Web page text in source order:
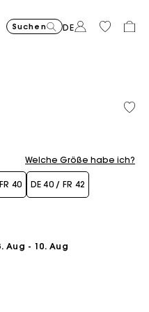
Suchen DE
Welche Größe habe ich?
40 DE 40 / FR 42
Aug - 10. Aug